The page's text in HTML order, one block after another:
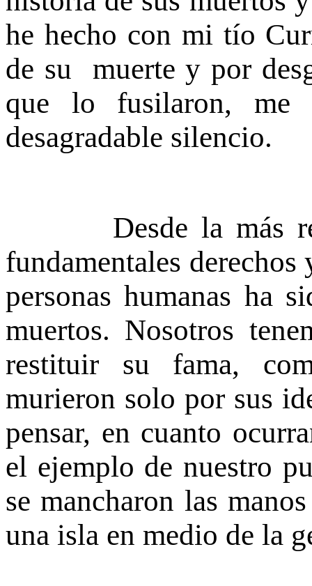
he hecho con mi tío
de su muerte y por
que lo fusilaron, me
desagradable silencio.
Desde la más
fundamentales
personas humanas ha
muertos. Nosotros
restituir su fama,
murieron solo por sus
pensar, en cuanto
el ejemplo de nuestro
se mancharon las
una isla en medio de la